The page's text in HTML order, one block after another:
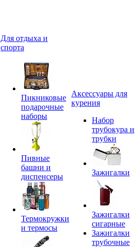
Для отдыха и
спорта
Пикниковые
подарочные
наборы
Пивные
башни и
диспенсеры
Термокружки
и термосы
Аксессуары для
курения
Набор
трубокура и
трубки
Зажигалки
Зажигалки
сигарные
Зажигалки
трубочные